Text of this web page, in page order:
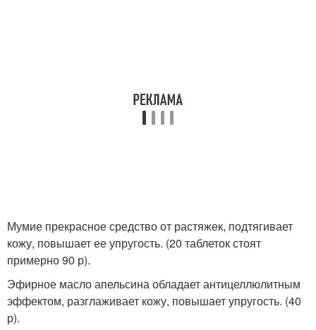
Мумие прекрасное средство от растяжек, подтягивает
кожу, повышает ее упругость. (20 таблеток стоят
примерно 90 р).
Эфирное масло апельсина обладает антицеллюлитным
эффектом, разглаживает кожу, повышает упругость. (40
р).